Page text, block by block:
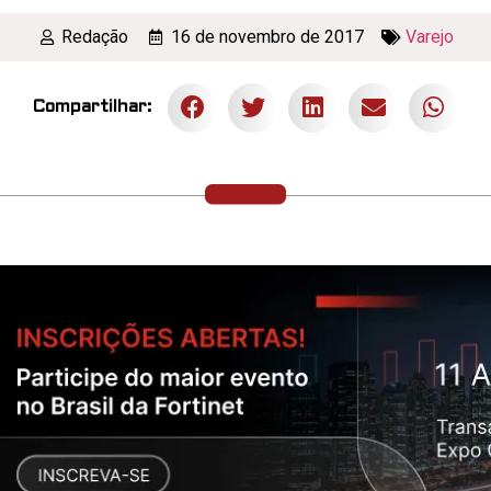
Redação 16 de novembro de 2017 Varejo
Compartilhar: